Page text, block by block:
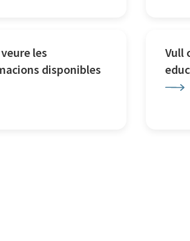
les
disponibles
Vull